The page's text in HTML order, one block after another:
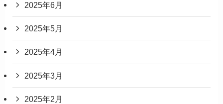
2025年6月
2025年5月
2025年4月
2025年3月
2025年2月